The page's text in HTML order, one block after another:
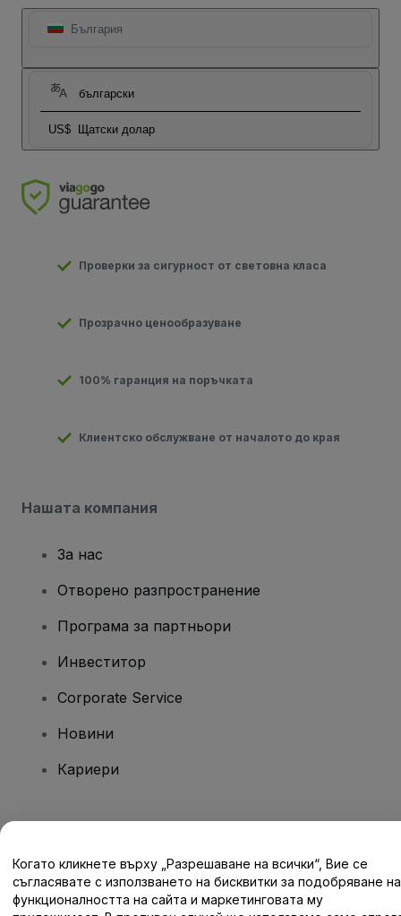
България
български
US$ Щатски долар
Проверки за сигурност от световна класа
Прозрачно ценообразуване
100% гаранция на поръчката
Клиентско обслужване от началото до края
Нашата компания
За нас
Отворено разпространение
Програма за партньори
Инвеститор
Corporate Service
Новини
Кариери
Помощен център / Свържете се с нас
Когато кликнете върху „Разрешаване на всички“, Вие се
съгласявате с използването на бисквитки за подобряване на
функционалността на сайта и маркетинговата му